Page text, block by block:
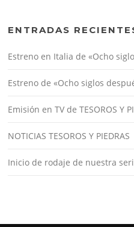
ENTRADAS
Estreno en Italia de «Ocho
Estreno de «Ocho siglos
Emisión en TV de TESOROS Y
NOTICIAS TESOROS Y PIEDRAS
Inicio de rodaje de nuestra